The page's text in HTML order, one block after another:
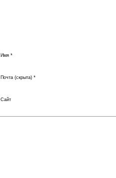
Имя *
Почта (скрыта) *
Сайт